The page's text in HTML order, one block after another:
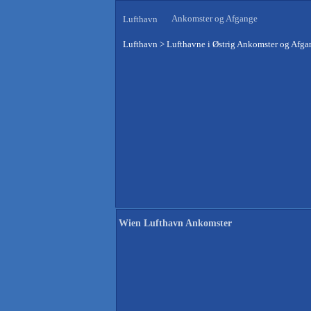
Lufthavn Ankomster og Afgange
Lufthavn > Lufthavne i Østrig Ankomster og
Wien Lufthavn Ankomster